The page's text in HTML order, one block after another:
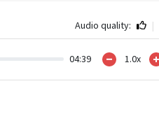
Audio quality: |
04:39 1.0x